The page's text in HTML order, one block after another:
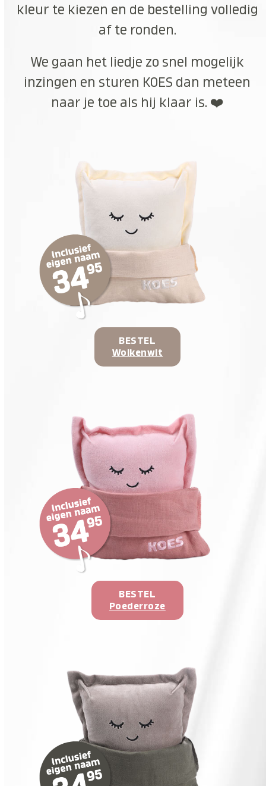
kleur te kiezen en de bestelling volledig
af te ronden.
We gaan het liedje zo snel mogelijk
inzingen en sturen KOES dan meteen
naar je toe als hij klaar is. ❤️
BESTEL
Wolkenwit
BESTEL
Poederroze